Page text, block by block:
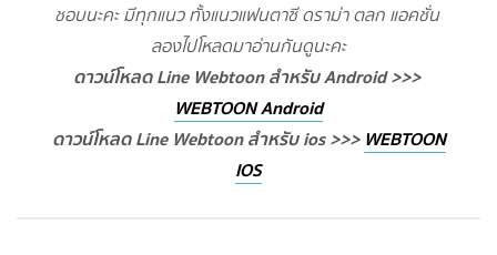
ชอบนะคะ มีทุกแนว ทั้งแนวแฟนตาซี ดราม่า ตลก แอคชั่น
ลองไปโหลดมาอ่านกันดูนะคะ
ดาวน์โหลด Line Webtoon สำหรับ Android >>>
WEBTOON Android
ดาวน์โหลด Line Webtoon สำหรับ ios >>>WEBTOON
IOS